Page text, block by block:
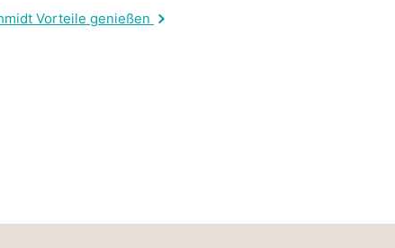
Vorteile genießen